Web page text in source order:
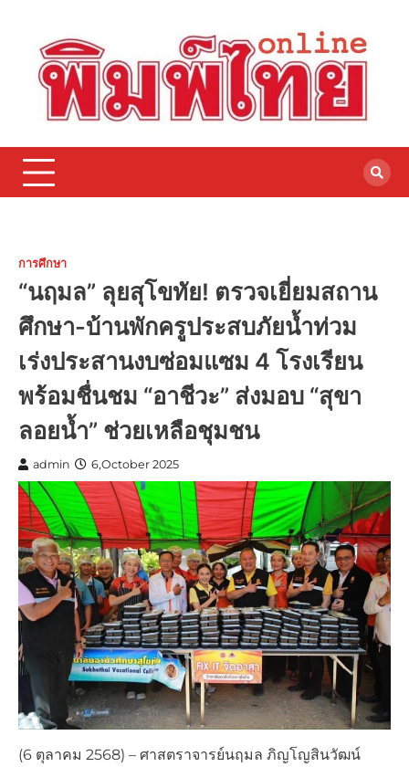
content
การศึกษา
“นฤมล” ลุยสุโขทัย! ตรวจเยี่ยมสถาน
ศึกษา-บ้านพักครูประสบภัยน้ำท่วม
เร่งประสานงบซ่อมแซม 4 โรงเรียน
พร้อมชื่นชม “อาชีวะ” ส่งมอบ “สุขา
ลอยน้ำ” ช่วยเหลือชุมชน
admin 6,October 2025
(6 ตุลาคม 2568) – ศาสตราจารย์นฤมล ภิญโญสินวัฒน์